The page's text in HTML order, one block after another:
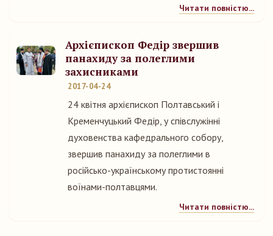
Читати повністю...
Архієпископ Федір звершив
панахиду за полеглими
захисниками
2017-04-24
24 квітня архієпископ Полтавський і
Кременчуцький Федір, у співслужінні
духовенства кафедрального собору,
звершив панахиду за полеглими в
російсько-українському протистоянні
воїнами-полтавцями.
Читати повністю...